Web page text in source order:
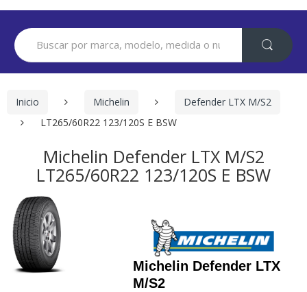
Search
for:
Inicio Michelin
Defender LTX M/S2
LT265/60R22 123/120S E BSW
Michelin Defender LTX M/S2
LT265/60R22 123/120S E BSW
Michelin Defender LTX
M/S2